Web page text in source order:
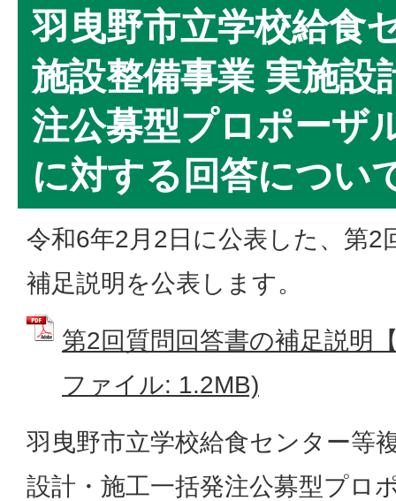
羽曳野市立学校給食
施設整備事業 実施設
注公募型プロポーザ
に対する回答につい
令和6年2月2日に公表した、第2
補足説明を公表します。
第2回質問回答書の補足説明
ファイル: 1.2MB)
羽曳野市立学校給食センター等
設計・施工一括発注公募型プロ